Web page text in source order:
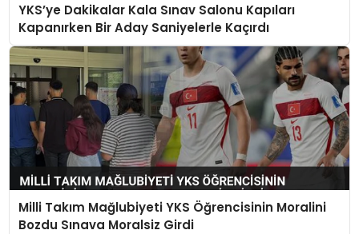
YKS’ye Dakikalar Kala Sınav Salonu Kapıları
Kapanırken Bir Aday Saniyelerle Kaçırdı
Milli Takım Mağlubiyeti YKS Öğrencisinin Moralini
Bozdu Sınava Moralsiz Girdi